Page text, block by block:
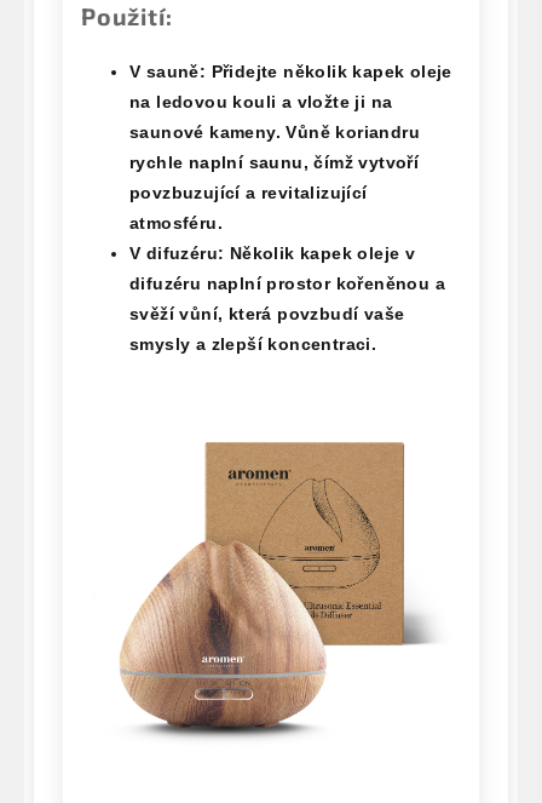
Použití:
V sauně: Přidejte několik kapek oleje
na ledovou kouli a vložte ji na
saunové kameny. Vůně koriandru
rychle naplní saunu, čímž vytvoří
povzbuzující a revitalizující
atmosféru.
V difuzéru: Několik kapek oleje v
difuzéru naplní prostor kořeněnou a
svěží vůní, která povzbudí vaše
smysly a zlepší koncentraci.